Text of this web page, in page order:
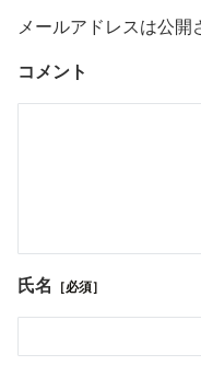
メールアドレスは公開
コメント
氏名 ［必須］